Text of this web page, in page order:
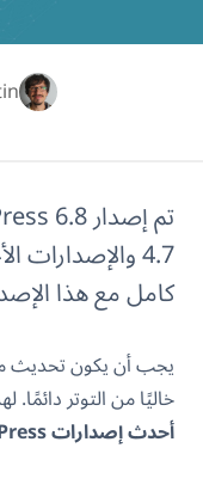
4.7
كامل مع هذا
خاليًا من التوتر دائمًا.
أحدث إصدارات WordPress من أهم أولوياتنا